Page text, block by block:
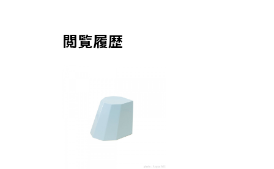
閲覧履歴